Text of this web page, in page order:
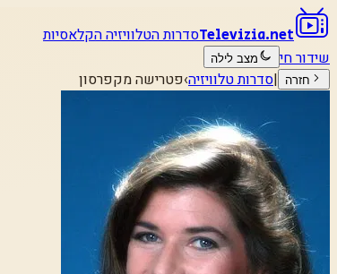
Televizia.netסדרות הטלוויזיה הקלאסיות
שידור חי
מצב לילה
חזרה
|סדרות טלוויזיה›פטרישה מקפרסון